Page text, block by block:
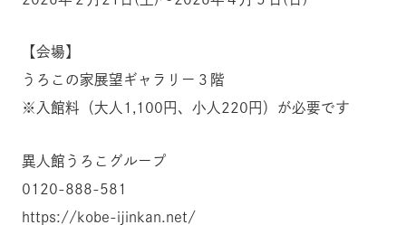
【会場】
うろこの家展望ギャラリー３階
※入館料（大人1,100円、小人220円）が必要です
異人館うろこグループ
0120-888-581
https://kobe-ijinkan.net/